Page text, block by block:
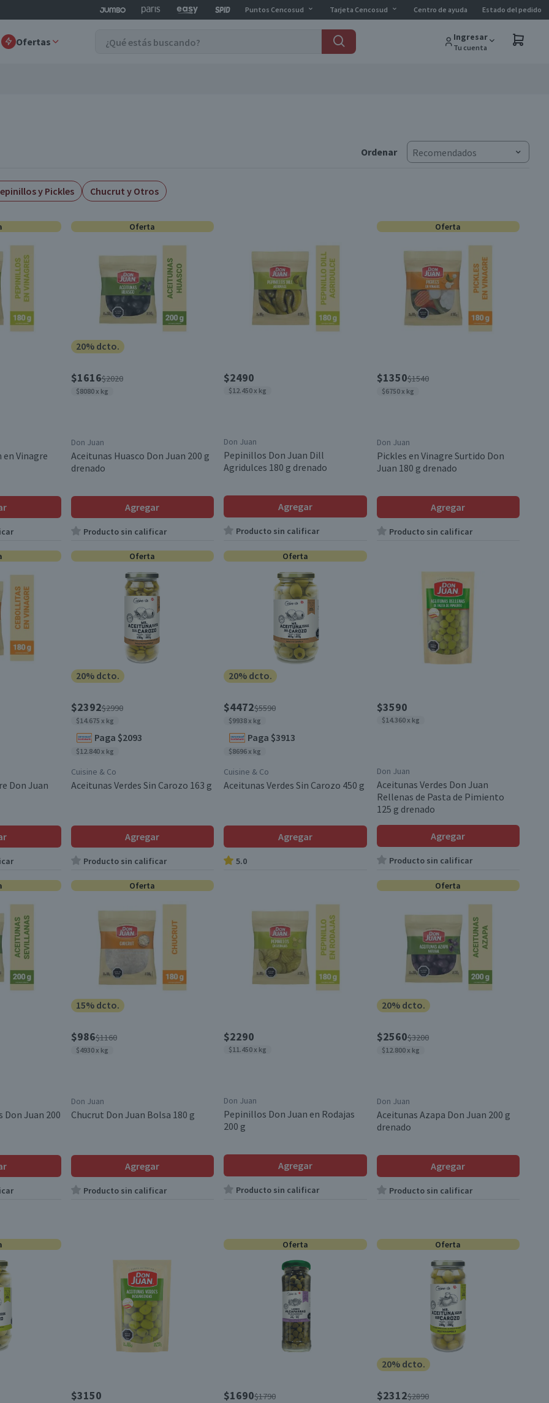
Puntos Cencosud Tarjeta Cencosud Centro de ayuda Estado del pedido
Ofertas Ingresar
Tu cuenta
Ordenar Recomendados
y Pickles Chucrut y Otros
Vinagre
Oferta
20% dcto.
$1616$2020
$8080 x kg
Don Juan
Aceitunas Huasco Don Juan 200 g
drenado
Agregar
Producto sin calificar
$2490
$12.450 x kg
Don Juan
Pepinillos Don Juan Dill
Agridulces 180 g drenado
Agregar
Producto sin calificar
Oferta
$1350$1540
$6750 x kg
Don Juan
Pickles en Vinagre Surtido Don
Juan 180 g drenado
Agregar
Producto sin calificar
Don Juan
Oferta
20% dcto.
$2392$2990
$14.675 x kg
Paga $2093
$12.840 x kg
Cuisine & Co
Aceitunas Verdes Sin Carozo 163 g
Agregar
Producto sin calificar
Oferta
20% dcto.
$4472$5590
$9938 x kg
Paga $3913
$8696 x kg
Cuisine & Co
Aceitunas Verdes Sin Carozo 450 g
Agregar
5.0
$3590
$14.360 x kg
Don Juan
Aceitunas Verdes Don Juan
Rellenas de Pasta de Pimiento
125 g drenado
Agregar
Producto sin calificar
Don Juan 200
Oferta
15% dcto.
$986$1160
$4930 x kg
Don Juan
Chucrut Don Juan Bolsa 180 g
Agregar
Producto sin calificar
$2290
$11.450 x kg
Don Juan
Pepinillos Don Juan en Rodajas
200 g
Agregar
Producto sin calificar
Oferta
20% dcto.
$2560$3200
$12.800 x kg
Don Juan
Aceitunas Azapa Don Juan 200 g
drenado
Agregar
Producto sin calificar
$3150
Oferta
$1690$1790
Oferta
20% dcto.
$2312$2890